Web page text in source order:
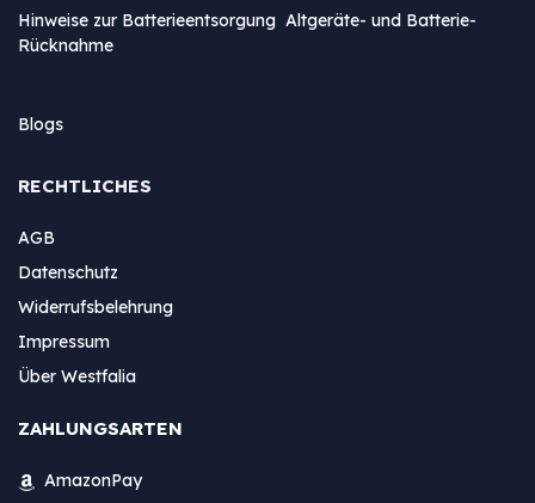
Hinweise zur Batterieentsorgung Altgeräte- und Batterie-
Rücknahme
Blogs
RECHTLICHES
AGB
Datenschutz
Widerrufsbelehrung
Impressum
Über Westfalia
ZAHLUNGSARTEN
AmazonPay